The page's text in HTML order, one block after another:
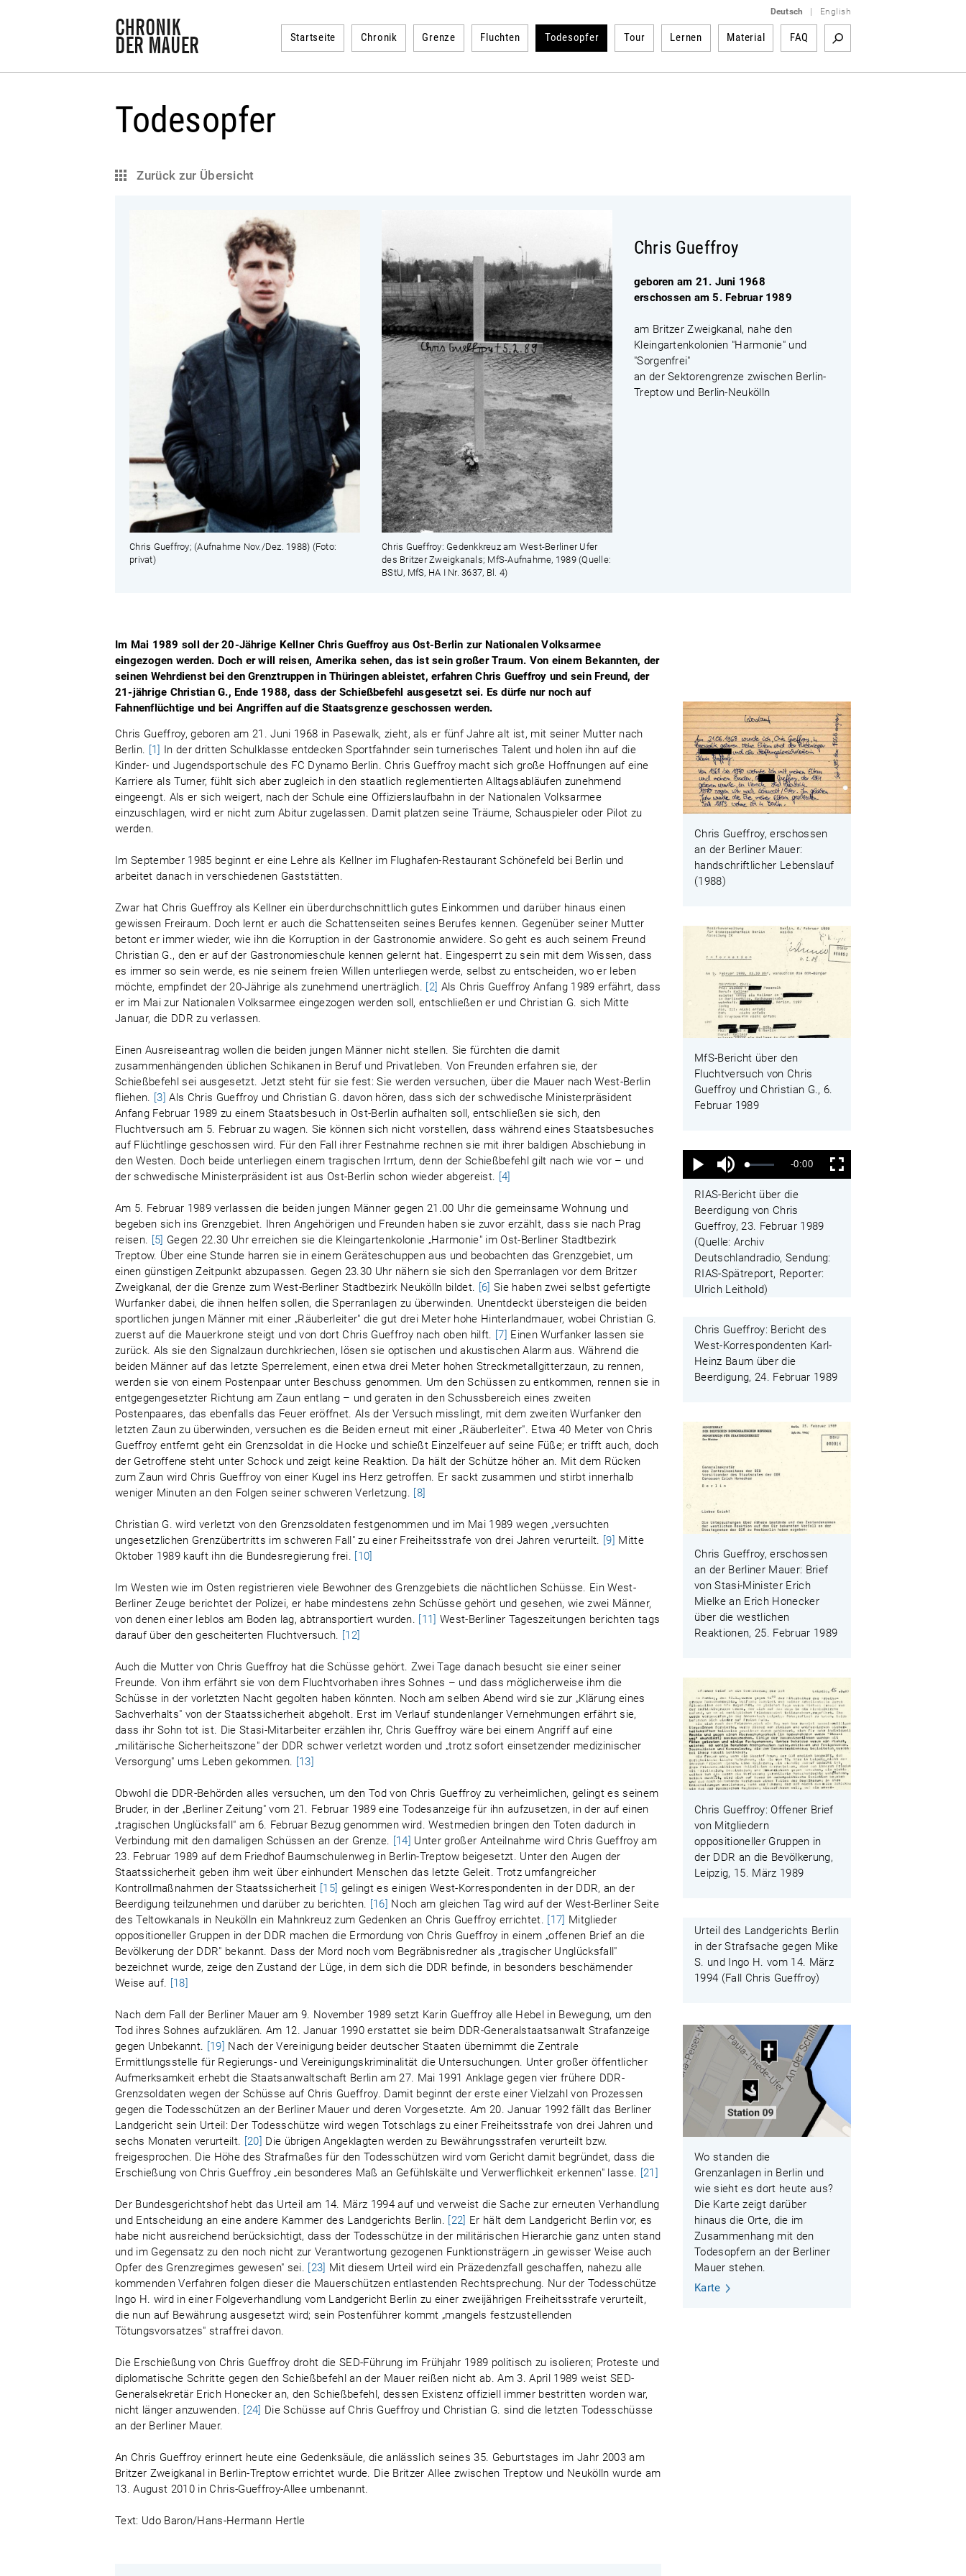
Deutsch English
Startseite Chronik Grenze Fluchten Todesopfer Tour Lernen Material FAQ
Todesopfer
Zurück zur Übersicht
Chris Gueffroy; (Aufnahme Nov./Dez. 1988) (Foto:
privat)
Chris Gueffroy: Gedenkkreuz am West-Berliner Ufer
des Britzer Zweigkanals; MfS-Aufnahme, 1989 (Quelle:
BStU, MfS, HA I Nr. 3637, Bl. 4)
Chris Gueffroy
geboren am 21. Juni 1968
erschossen am 5. Februar 1989
am Britzer Zweigkanal, nahe den
Kleingartenkolonien "Harmonie" und
"Sorgenfrei"
an der Sektorengrenze zwischen Berlin-
Treptow und Berlin-Neukölln
Im Mai 1989 soll der 20-Jährige Kellner Chris Gueffroy aus Ost-Berlin zur Nationalen Volksarmee
eingezogen werden. Doch er will reisen, Amerika sehen, das ist sein großer Traum. Von einem Bekannten, der
seinen Wehrdienst bei den Grenztruppen in Thüringen ableistet, erfahren Chris Gueffroy und sein Freund, der
21-jährige Christian G., Ende 1988, dass der Schießbefehl ausgesetzt sei. Es dürfe nur noch auf
Fahnenflüchtige und bei Angriffen auf die Staatsgrenze geschossen werden.
Chris Gueffroy, geboren am 21. Juni 1968 in Pasewalk, zieht, als er fünf Jahre alt ist, mit seiner Mutter nach
Berlin. [1] In der dritten Schulklasse entdecken Sportfahnder sein turnerisches Talent und holen ihn auf die
Kinder- und Jugendsportschule des FC Dynamo Berlin. Chris Gueffroy macht sich große Hoffnungen auf eine
Karriere als Turner, fühlt sich aber zugleich in den staatlich reglementierten Alltagsabläufen zunehmend
eingeengt. Als er sich weigert, nach der Schule eine Offizierslaufbahn in der Nationalen Volksarmee
einzuschlagen, wird er nicht zum Abitur zugelassen. Damit platzen seine Träume, Schauspieler oder Pilot zu
werden.
Im September 1985 beginnt er eine Lehre als Kellner im Flughafen-Restaurant Schönefeld bei Berlin und
arbeitet danach in verschiedenen Gaststätten.
Zwar hat Chris Gueffroy als Kellner ein überdurchschnittlich gutes Einkommen und darüber hinaus einen
gewissen Freiraum. Doch lernt er auch die Schattenseiten seines Berufes kennen. Gegenüber seiner Mutter
betont er immer wieder, wie ihn die Korruption in der Gastronomie anwidere. So geht es auch seinem Freund
Christian G., den er auf der Gastronomieschule kennen gelernt hat. Eingesperrt zu sein mit dem Wissen, dass
es immer so sein werde, es nie seinem freien Willen unterliegen werde, selbst zu entscheiden, wo er leben
möchte, empfindet der 20-Jährige als zunehmend unerträglich. [2] Als Chris Gueffroy Anfang 1989 erfährt, dass
er im Mai zur Nationalen Volksarmee eingezogen werden soll, entschließen er und Christian G. sich Mitte
Januar, die DDR zu verlassen.
Einen Ausreiseantrag wollen die beiden jungen Männer nicht stellen. Sie fürchten die damit
zusammenhängenden üblichen Schikanen in Beruf und Privatleben. Von Freunden erfahren sie, der
Schießbefehl sei ausgesetzt. Jetzt steht für sie fest: Sie werden versuchen, über die Mauer nach West-Berlin
fliehen. [3] Als Chris Gueffroy und Christian G. davon hören, dass sich der schwedische Ministerpräsident
Anfang Februar 1989 zu einem Staatsbesuch in Ost-Berlin aufhalten soll, entschließen sie sich, den
Fluchtversuch am 5. Februar zu wagen. Sie können sich nicht vorstellen, dass während eines Staatsbesuches
auf Flüchtlinge geschossen wird. Für den Fall ihrer Festnahme rechnen sie mit ihrer baldigen Abschiebung in
den Westen. Doch beide unterliegen einem tragischen Irrtum, denn der Schießbefehl gilt nach wie vor – und
der schwedische Ministerpräsident ist aus Ost-Berlin schon wieder abgereist. [4]
Am 5. Februar 1989 verlassen die beiden jungen Männer gegen 21.00 Uhr die gemeinsame Wohnung und
begeben sich ins Grenzgebiet. Ihren Angehörigen und Freunden haben sie zuvor erzählt, dass sie nach Prag
reisen. [5] Gegen 22.30 Uhr erreichen sie die Kleingartenkolonie „Harmonie" im Ost-Berliner Stadtbezirk
Treptow. Über eine Stunde harren sie in einem Geräteschuppen aus und beobachten das Grenzgebiet, um
einen günstigen Zeitpunkt abzupassen. Gegen 23.30 Uhr nähern sie sich den Sperranlagen vor dem Britzer
Zweigkanal, der die Grenze zum West-Berliner Stadtbezirk Neukölln bildet. [6] Sie haben zwei selbst gefertigte
Wurfanker dabei, die ihnen helfen sollen, die Sperranlagen zu überwinden. Unentdeckt übersteigen die beiden
sportlichen jungen Männer mit einer „Räuberleiter" die gut drei Meter hohe Hinterlandmauer, wobei Christian G.
zuerst auf die Mauerkrone steigt und von dort Chris Gueffroy nach oben hilft. [7] Einen Wurfanker lassen sie
zurück. Als sie den Signalzaun durchkriechen, lösen sie optischen und akustischen Alarm aus. Während die
beiden Männer auf das letzte Sperrelement, einen etwa drei Meter hohen Streckmetallgitterzaun, zu rennen,
werden sie von einem Postenpaar unter Beschuss genommen. Um den Schüssen zu entkommen, rennen sie in
entgegengesetzter Richtung am Zaun entlang – und geraten in den Schussbereich eines zweiten
Postenpaares, das ebenfalls das Feuer eröffnet. Als der Versuch misslingt, mit dem zweiten Wurfanker den
letzten Zaun zu überwinden, versuchen es die Beiden erneut mit einer „Räuberleiter". Etwa 40 Meter von Chris
Gueffroy entfernt geht ein Grenzsoldat in die Hocke und schießt Einzelfeuer auf seine Füße; er trifft auch, doch
der Getroffene steht unter Schock und zeigt keine Reaktion. Da hält der Schütze höher an. Mit dem Rücken
zum Zaun wird Chris Gueffroy von einer Kugel ins Herz getroffen. Er sackt zusammen und stirbt innerhalb
weniger Minuten an den Folgen seiner schweren Verletzung. [8]
Christian G. wird verletzt von den Grenzsoldaten festgenommen und im Mai 1989 wegen „versuchten
ungesetzlichen Grenzübertritts im schweren Fall" zu einer Freiheitsstrafe von drei Jahren verurteilt. [9] Mitte
Oktober 1989 kauft ihn die Bundesregierung frei. [10]
Im Westen wie im Osten registrieren viele Bewohner des Grenzgebiets die nächtlichen Schüsse. Ein West-
Berliner Zeuge berichtet der Polizei, er habe mindestens zehn Schüsse gehört und gesehen, wie zwei Männer,
von denen einer leblos am Boden lag, abtransportiert wurden. [11] West-Berliner Tageszeitungen berichten tags
darauf über den gescheiterten Fluchtversuch. [12]
Auch die Mutter von Chris Gueffroy hat die Schüsse gehört. Zwei Tage danach besucht sie einer seiner
Freunde. Von ihm erfährt sie von dem Fluchtvorhaben ihres Sohnes – und dass möglicherweise ihm die
Schüsse in der vorletzten Nacht gegolten haben könnten. Noch am selben Abend wird sie zur „Klärung eines
Sachverhalts" von der Staatssicherheit abgeholt. Erst im Verlauf stundenlanger Vernehmungen erfährt sie,
dass ihr Sohn tot ist. Die Stasi-Mitarbeiter erzählen ihr, Chris Gueffroy wäre bei einem Angriff auf eine
„militärische Sicherheitszone" der DDR schwer verletzt worden und „trotz sofort einsetzender medizinischer
Versorgung" ums Leben gekommen. [13]
Obwohl die DDR-Behörden alles versuchen, um den Tod von Chris Gueffroy zu verheimlichen, gelingt es seinem
Bruder, in der „Berliner Zeitung" vom 21. Februar 1989 eine Todesanzeige für ihn aufzusetzen, in der auf einen
„tragischen Unglücksfall" am 6. Februar Bezug genommen wird. Westmedien bringen den Toten dadurch in
Verbindung mit den damaligen Schüssen an der Grenze. [14] Unter großer Anteilnahme wird Chris Gueffroy am
23. Februar 1989 auf dem Friedhof Baumschulenweg in Berlin-Treptow beigesetzt. Unter den Augen der
Staatssicherheit geben ihm weit über einhundert Menschen das letzte Geleit. Trotz umfangreicher
Kontrollmaßnahmen der Staatssicherheit [15] gelingt es einigen West-Korrespondenten in der DDR, an der
Beerdigung teilzunehmen und darüber zu berichten. [16] Noch am gleichen Tag wird auf der West-Berliner Seite
des Teltowkanals in Neukölln ein Mahnkreuz zum Gedenken an Chris Gueffroy errichtet. [17] Mitglieder
oppositioneller Gruppen in der DDR machen die Ermordung von Chris Gueffroy in einem „offenen Brief an die
Bevölkerung der DDR" bekannt. Dass der Mord noch vom Begräbnisredner als „tragischer Unglücksfall"
bezeichnet wurde, zeige den Zustand der Lüge, in dem sich die DDR befinde, in besonders beschämender
Weise auf. [18]
Nach dem Fall der Berliner Mauer am 9. November 1989 setzt Karin Gueffroy alle Hebel in Bewegung, um den
Tod ihres Sohnes aufzuklären. Am 12. Januar 1990 erstattet sie beim DDR-Generalstaatsanwalt Strafanzeige
gegen Unbekannt. [19] Nach der Vereinigung beider deutscher Staaten übernimmt die Zentrale
Ermittlungsstelle für Regierungs- und Vereinigungskriminalität die Untersuchungen. Unter großer öffentlicher
Aufmerksamkeit erhebt die Staatsanwaltschaft Berlin am 27. Mai 1991 Anklage gegen vier frühere DDR-
Grenzsoldaten wegen der Schüsse auf Chris Gueffroy. Damit beginnt der erste einer Vielzahl von Prozessen
gegen die Todesschützen an der Berliner Mauer und deren Vorgesetzte. Am 20. Januar 1992 fällt das Berliner
Landgericht sein Urteil: Der Todesschütze wird wegen Totschlags zu einer Freiheitsstrafe von drei Jahren und
sechs Monaten verurteilt. [20] Die übrigen Angeklagten werden zu Bewährungsstrafen verurteilt bzw.
freigesprochen. Die Höhe des Strafmaßes für den Todesschützen wird vom Gericht damit begründet, dass die
Erschießung von Chris Gueffroy „ein besonderes Maß an Gefühlskälte und Verwerflichkeit erkennen" lasse. [21]
Der Bundesgerichtshof hebt das Urteil am 14. März 1994 auf und verweist die Sache zur erneuten Verhandlung
und Entscheidung an eine andere Kammer des Landgerichts Berlin. [22] Er hält dem Landgericht Berlin vor, es
habe nicht ausreichend berücksichtigt, dass der Todesschütze in der militärischen Hierarchie ganz unten stand
und im Gegensatz zu den noch nicht zur Verantwortung gezogenen Funktionsträgern „in gewisser Weise auch
Opfer des Grenzregimes gewesen" sei. [23] Mit diesem Urteil wird ein Präzedenzfall geschaffen, nahezu alle
kommenden Verfahren folgen dieser die Mauerschützen entlastenden Rechtsprechung. Nur der Todesschütze
Ingo H. wird in einer Folgeverhandlung vom Landgericht Berlin zu einer zweijährigen Freiheitsstrafe verurteilt,
die nun auf Bewährung ausgesetzt wird; sein Postenführer kommt „mangels festzustellenden
Tötungsvorsatzes" straffrei davon.
Die Erschießung von Chris Gueffroy droht die SED-Führung im Frühjahr 1989 politisch zu isolieren; Proteste und
diplomatische Schritte gegen den Schießbefehl an der Mauer reißen nicht ab. Am 3. April 1989 weist SED-
Generalsekretär Erich Honecker an, den Schießbefehl, dessen Existenz offiziell immer bestritten worden war,
nicht länger anzuwenden. [24] Die Schüsse auf Chris Gueffroy und Christian G. sind die letzten Todesschüsse
an der Berliner Mauer.
An Chris Gueffroy erinnert heute eine Gedenksäule, die anlässlich seines 35. Geburtstages im Jahr 2003 am
Britzer Zweigkanal in Berlin-Treptow errichtet wurde. Die Britzer Allee zwischen Treptow und Neukölln wurde am
13. August 2010 in Chris-Gueffroy-Allee umbenannt.
Text: Udo Baron/Hans-Hermann Hertle
Chris Gueffroy, erschossen
an der Berliner Mauer:
handschriftlicher Lebenslauf
(1988)
MfS-Bericht über den
Fluchtversuch von Chris
Gueffroy und Christian G., 6.
Februar 1989
Wiedergabe
Ton
aus
Geladen
Status:
Verbleibende
Zeit
-0:00 Vollbild
RIAS-Bericht über die
Beerdigung von Chris
Gueffroy, 23. Februar 1989
(Quelle: Archiv
Deutschlandradio, Sendung:
RIAS-Spätreport, Reporter:
Ulrich Leithold)
Chris Gueffroy: Bericht des
West-Korrespondenten Karl-
Heinz Baum über die
Beerdigung, 24. Februar 1989
Chris Gueffroy, erschossen
an der Berliner Mauer: Brief
von Stasi-Minister Erich
Mielke an Erich Honecker
über die westlichen
Reaktionen, 25. Februar 1989
Chris Gueffroy: Offener Brief
von Mitgliedern
oppositioneller Gruppen in
der DDR an die Bevölkerung,
Leipzig, 15. März 1989
Urteil des Landgerichts Berlin
in der Strafsache gegen Mike
S. und Ingo H. vom 14. März
1994 (Fall Chris Gueffroy)
Wo standen die
Grenzanlagen in Berlin und
wie sieht es dort heute aus?
Die Karte zeigt darüber
hinaus die Orte, die im
Zusammenhang mit den
Todesopfern an der Berliner
Mauer stehen.
Karte